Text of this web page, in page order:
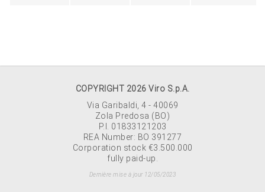
COPYRIGHT 2026 Viro S.p.A.
Via Garibaldi, 4 - 40069
Zola Predosa (BO)
P.I. 01833121203
REA Number: BO 391277
Corporation stock €3.500.000
fully paid-up.
Dernière mise à jour 12/05/2023